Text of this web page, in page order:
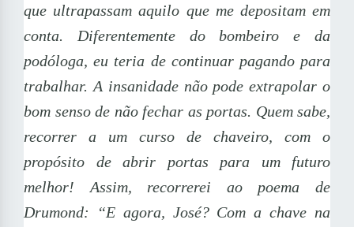
que ultrapassam aquilo que me depositam em
conta. Diferentemente do bombeiro e da
podóloga, eu teria de continuar pagando para
trabalhar. A insanidade não pode extrapolar o
bom senso de não fechar as portas. Quem sabe,
recorrer a um curso de chaveiro, com o
propósito de abrir portas para um futuro
melhor! Assim, recorrerei ao poema de
Drumond: “E agora, José? Com a chave na